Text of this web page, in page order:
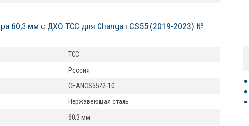
60,3 мм с ДХО ТСС для Changan CS55 (2019-2023) №
ТСС
Россия
CHANCS5522-10
Нержавеющая сталь
60,3 мм